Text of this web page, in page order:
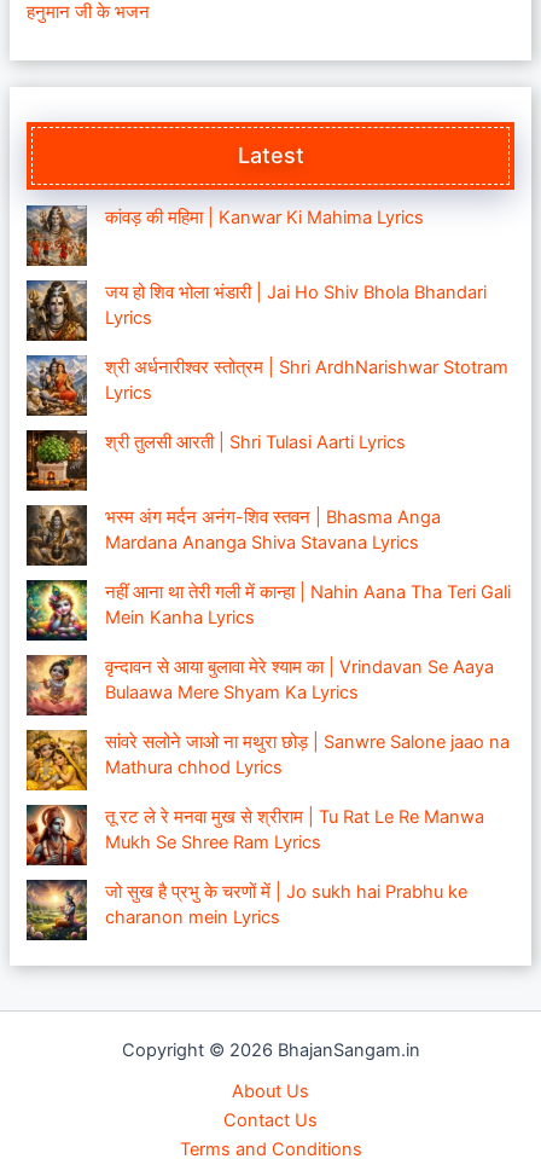
हनुमान जी के भजन
Latest
कांवड़ की महिमा | Kanwar Ki Mahima Lyrics
जय हो शिव भोला भंडारी | Jai Ho Shiv Bhola Bhandari
Lyrics
श्री अर्धनारीश्वर स्तोत्रम | Shri ArdhNarishwar Stotram
Lyrics
श्री तुलसी आरती | Shri Tulasi Aarti Lyrics
भस्म अंग मर्दन अनंग-शिव स्तवन | Bhasma Anga
Mardana Ananga Shiva Stavana Lyrics
नहीं आना था तेरी गली में कान्हा | Nahin Aana Tha Teri Gali
Mein Kanha Lyrics
वृन्दावन से आया बुलावा मेरे श्याम का | Vrindavan Se Aaya
Bulaawa Mere Shyam Ka Lyrics
सांवरे सलोने जाओ ना मथुरा छोड़ | Sanwre Salone jaao na
Mathura chhod Lyrics
तू रट ले रे मनवा मुख से श्रीराम | Tu Rat Le Re Manwa
Mukh Se Shree Ram Lyrics
जो सुख है प्रभु के चरणों में | Jo sukh hai Prabhu ke
charanon mein Lyrics
Copyright © 2026 BhajanSangam.in
About Us
Contact Us
Terms and Conditions